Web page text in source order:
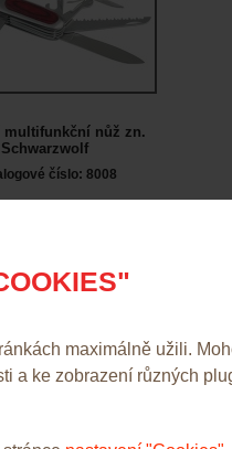
maximálně užili.
a ke zobrazení různých
multifunkční nůž zn.
Schwarzwolf
číslo: 8008
Kč bez DPH